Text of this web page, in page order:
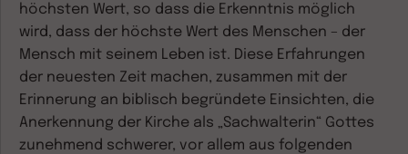
höchsten Wert, so dass die Erkenntnis möglich
wird, dass der höchste Wert des Menschen – der
Mensch mit seinem Leben ist. Diese Erfahrungen
der neuesten Zeit machen, zusammen mit der
Erinnerung an biblisch begründete Einsichten, die
Anerkennung der Kirche als „Sachwalterin“ Gottes
zunehmend schwerer, vor allem aus folgenden